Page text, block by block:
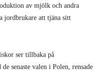
av mjölk och andra
jordbrukare att tjäna sitt
ser tillbaka på
senaste valen i Polen, rensade